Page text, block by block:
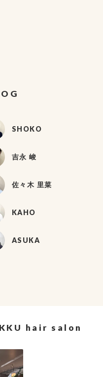
SHOKO
吉永 峻
佐々木 里菜
KAHO
ASUKA
hair salon